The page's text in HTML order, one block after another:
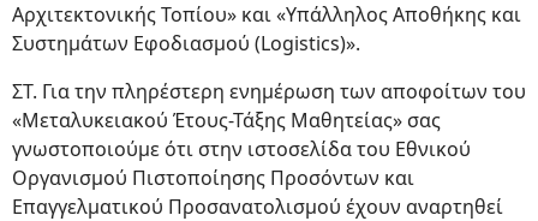
Αρχιτεκτονικής Τοπίου» και «Υπάλληλος Αποθήκης και
Συστημάτων Εφοδιασμού (Logistics)».
ΣΤ. Για την πληρέστερη ενημέρωση των αποφοίτων του
«Μεταλυκειακού Έτους-Τάξης Μαθητείας» σας
γνωστοποιούμε ότι στην ιστοσελίδα του Εθνικού
Οργανισμού Πιστοποίησης Προσόντων και
Επαγγελματικού Προσανατολισμού έχουν αναρτηθεί